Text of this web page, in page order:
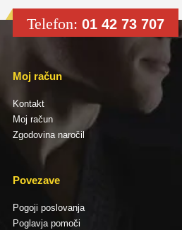
Telefon: 01 42 73 707
Moj račun
Kontakt
Moj račun
Zgodovina naročil
Povezave
Pogoji poslovanja
Poglavja pomoči